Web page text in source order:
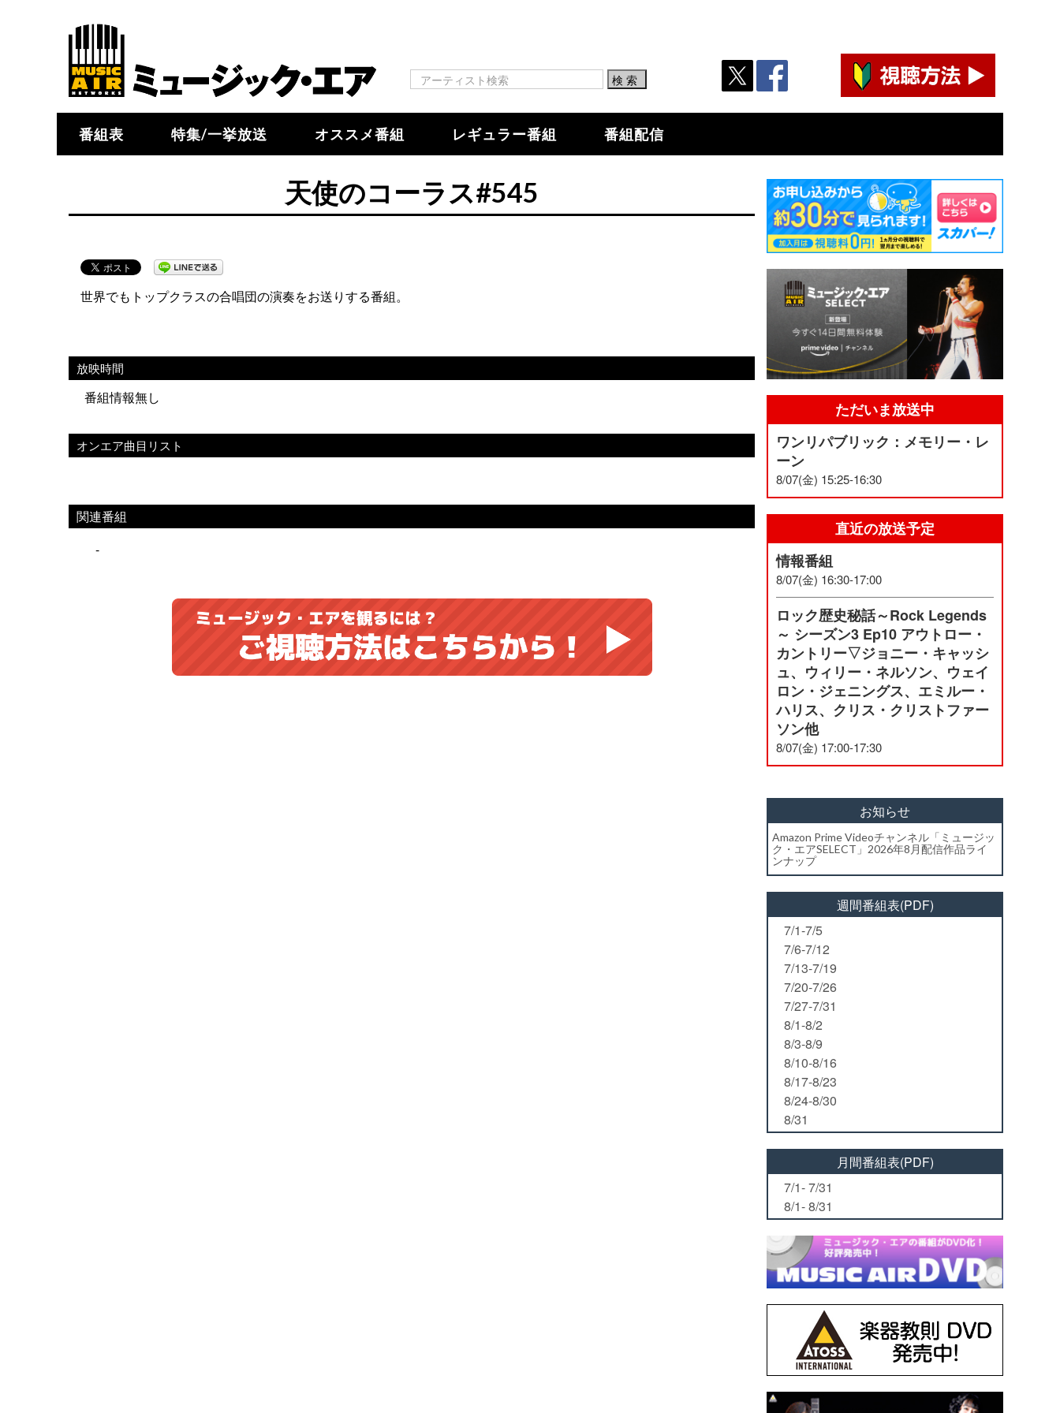
番組表 特集/一挙放送 オススメ番組 レギュラー番組 番組配信
天使のコーラス#545
世界でもトップクラスの合唱団の演奏をお送りする番組。
放映時間
番組情報無し
オンエア曲目リスト
関連番組
-
ただいま放送中
ワンリパブリック：メモリー・レ
ーン
8/07(金) 15:25-16:30
直近の放送予定
情報番組
8/07(金) 16:30-17:00
ロック歴史秘話～Rock Legends
～ シーズン3 Ep10 アウトロー・
カントリー▽ジョニー・キャッシ
ュ、ウィリー・ネルソン、ウェイ
ロン・ジェニングス、エミルー・
ハリス、クリス・クリストファー
ソン他
8/07(金) 17:00-17:30
お知らせ
Amazon Prime Videoチャンネル「ミュージッ
ク・エアSELECT」2026年8月配信作品ライ
ンナップ
週間番組表(PDF)
7/1-7/5
7/6-7/12
7/13-7/19
7/20-7/26
7/27-7/31
8/1-8/2
8/3-8/9
8/10-8/16
8/17-8/23
8/24-8/30
8/31
月間番組表(PDF)
7/1- 7/31
8/1- 8/31